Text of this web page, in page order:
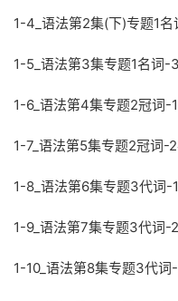
1-4_语法第2集(下)专题1
1-5_语法第3集专题1名词
1-6_语法第4集专题2冠词-
1-7_语法第5集专题2冠词-
1-8_语法第6集专题3代词-
1-9_语法第7集专题3代词-
1-10_语法第8集专题3代